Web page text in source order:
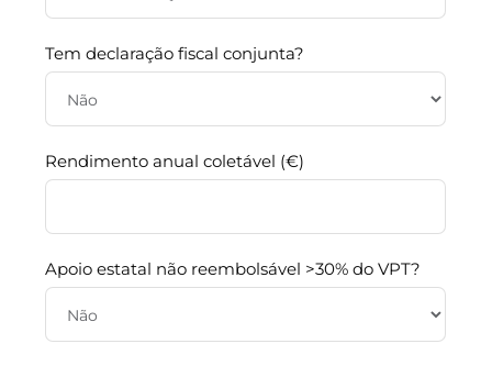
Tem declaração fiscal conjunta?
Rendimento anual coletável (€)
Apoio estatal não reembolsável >30% do VPT?